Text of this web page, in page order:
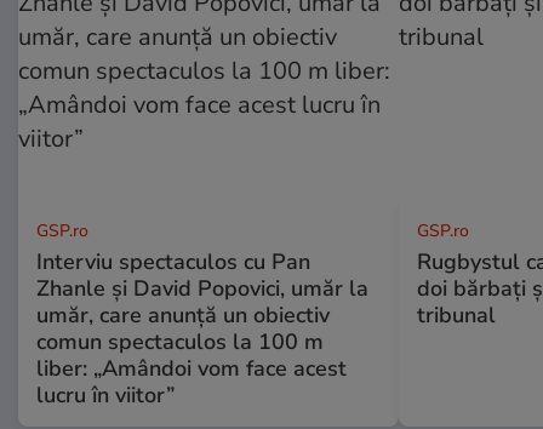
GSP.ro
Interviu spectaculos cu Pan
Zhanle și David Popovici, umăr la
umăr, care anunță un obiectiv
comun spectaculos la 100 m
liber: „Amândoi vom face acest
lucru în viitor”
GSP.ro
Rugbystul
doi bărbați
tribunal